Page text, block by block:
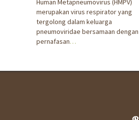
Human Metapneumovirus (HMPV)
merupakan virus respirator yang
tergolong dalam keluarga
pneumoviridae bersamaan
pernafasan…